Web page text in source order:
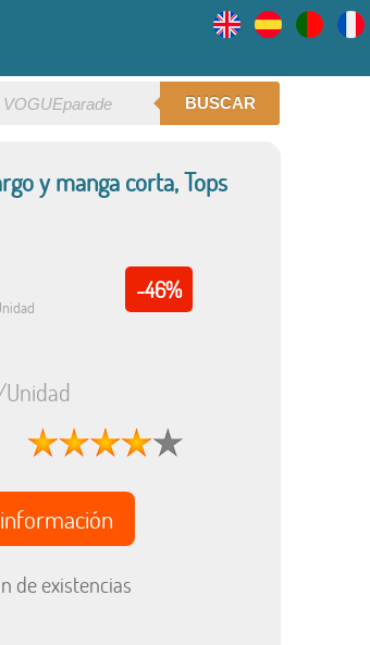
BUSCAR
y manga corta, Tops
-46%
de existencias